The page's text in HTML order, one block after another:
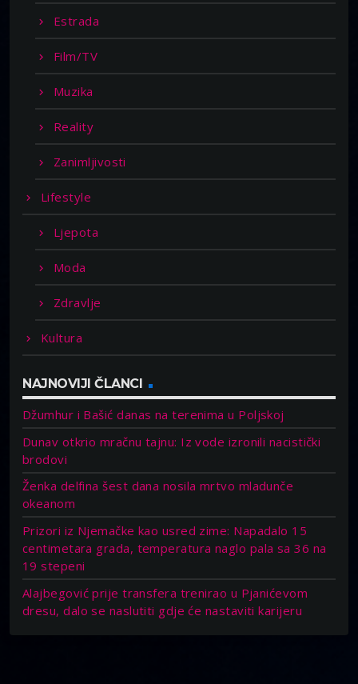
Estrada
Film/TV
Muzika
Reality
Zanimljivosti
Lifestyle
Ljepota
Moda
Zdravlje
Kultura
NAJNOVIJI ČLANCI
Džumhur i Bašić danas na terenima u Poljskoj
Dunav otkrio mračnu tajnu: Iz vode izronili nacistički
brodovi
Ženka delfina šest dana nosila mrtvo mladunče
okeanom
Prizori iz Njemačke kao usred zime: Napadalo 15
centimetara grada, temperatura naglo pala sa 36 na
19 stepeni
Alajbegović prije transfera trenirao u Pjanićevom
dresu, dalo se naslutiti gdje će nastaviti karijeru